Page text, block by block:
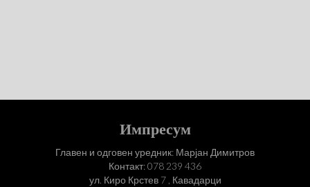
Импресум
Главен и одговен уредник: Марјан Димитров
Контакт: 078 239 436
ул. Киро Крстев 7 , Кавадарци